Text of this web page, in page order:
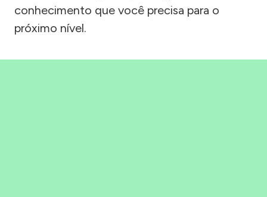
conhecimento que você precisa para o
próximo nível.